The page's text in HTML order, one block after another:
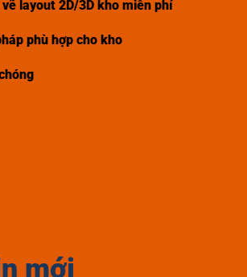
layout 2D/3D kho miễn phí
phù hợp cho kho
mới